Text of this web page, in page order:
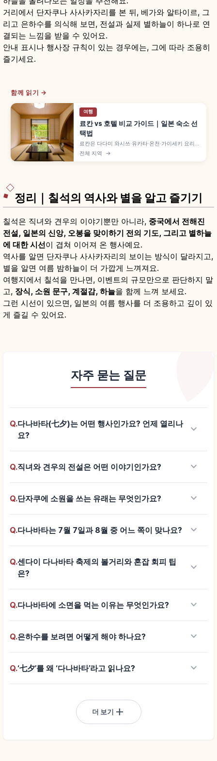
거리에서 단자쿠나 사사카자리를 본 뒤, 베가와 알타이르, 그
리고 은하수를 의식해 보면, 전설과 실제 별하늘이 하나로 연
결되는 느낌을 받을 수 있어요.
안내 표시나 행사장 규칙이 있는 경우에는, 그에 따라 조용히
즐기세요.
함께 읽기 →
여행
료칸 vs 호텔 비교 가이드｜일본 숙소 선
택법
료칸은 다다미 와시쓰·유카타·온천·가이세키 요리로
일본다운 숙박 체험을 중시하는 숙소이고, 호텔은
위치와 객실 선택지가 폭넓고 자유도가 높은 형태입
전체 지역 →
정리｜칠석의 역사와 별을 알고 즐기기
칠석은 직녀와 견우의 이야기뿐만 아니라, 중국에서 전해진
전설, 일본의 신앙, 오봉을 맞이하기 전의 기도, 그리고 별하늘
에 대한 시선이 겹쳐 이어져 온 행사예요.
역사를 알면 단자쿠나 사사카자리의 보이는 방식이 달라지고,
별을 알면 여름 밤하늘이 더 가깝게 느껴져요.
여행지에서 칠석을 만나면, 이벤트의 규모만으로 판단하지 말
고, 장식, 소원 문구, 계절감, 하늘을 함께 느껴 보세요.
그런 시선이 있으면, 일본의 여름 행사를 더 조용하고 깊이 있
게 즐길 수 있어요.
자주 묻는 질문
Q.다나바타(七夕)는 어떤 행사인가요? 언제 열리나
요?
keyboard_arrow_down
Q.직녀와 견우의 전설은 어떤 이야기인가요? keyboard_arrow_down
Q.단자쿠에 소원을 쓰는 유래는 무엇인가요? keyboard_arrow_down
Q.다나바타는 7월 7일과 8월 중 어느 쪽이 맞나요? keyboard_arrow_down
Q.센다이 다나바타 축제의 볼거리와 혼잡 회피 팁
은?
keyboard_arrow_down
Q.다나바타에 소면을 먹는 이유는 무엇인가요? keyboard_arrow_down
Q.은하수를 보려면 어떻게 해야 하나요? keyboard_arrow_down
Q.‘七夕’를 왜 ‘다나바타’라고 읽나요? keyboard_arrow_down
더 보기 add